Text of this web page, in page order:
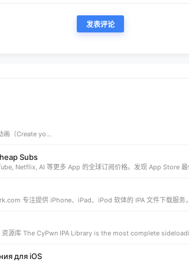
画（Create yo...
Subs
Netflix, AI 等更多 App 的全球订阅价格。发现 App Store 最
для iOS